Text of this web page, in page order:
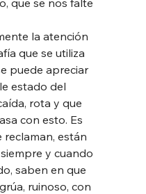
la atención
que se utiliza
puede apreciar
estado del
rota y que
con esto. Es
reclaman, están
y cuando
saben en que
ruinoso, con